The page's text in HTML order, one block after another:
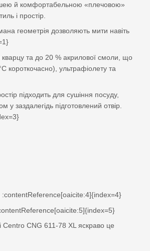
й комфортабельною «плечовою»
і простір.
геометрія дозволяють мити навіть
та до 20 % акрилової смоли, що
короткочасно), ультрафіолету та
підходить для сушіння посуду,
заздалегідь підготовлений отвір.
Centro CNG 611-78 XL яскраво це